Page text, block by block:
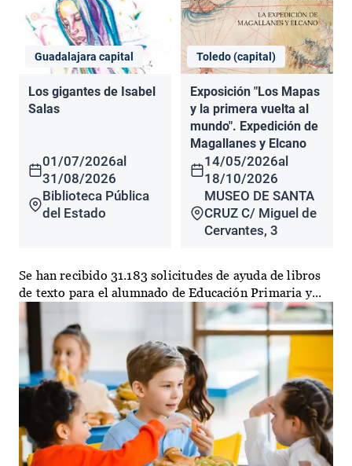
Guadalajara capital
Los gigantes de Isabel
Salas
01/07/2026al
31/08/2026
Biblioteca Pública
del Estado
Toledo (capital)
Exposición "Los Mapas
y la primera vuelta al
mundo". Expedición de
Magallanes y Elcano
14/05/2026al
18/10/2026
MUSEO DE SANTA
CRUZ C/ Miguel de
Cervantes, 3
Se han recibido 31.183 solicitudes de ayuda de libros
de texto para el alumnado de Educación Primaria y...